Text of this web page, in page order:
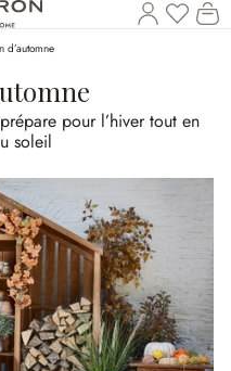
Vous
d’automne
pour l’hiver tout en
soleil